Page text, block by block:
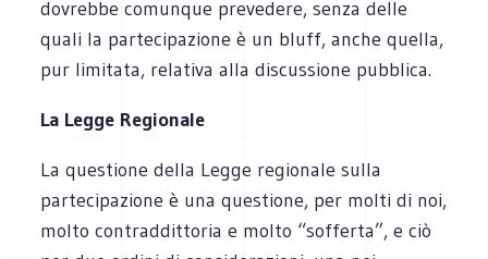
dovrebbe comunque prevedere, senza delle
quali la partecipazione è un bluff, anche quella,
pur limitata, relativa alla discussione pubblica.
La Legge Regionale
La questione della Legge regionale sulla
partecipazione è una questione, per molti di noi,
molto contraddittoria e molto “sofferta”, e ciò